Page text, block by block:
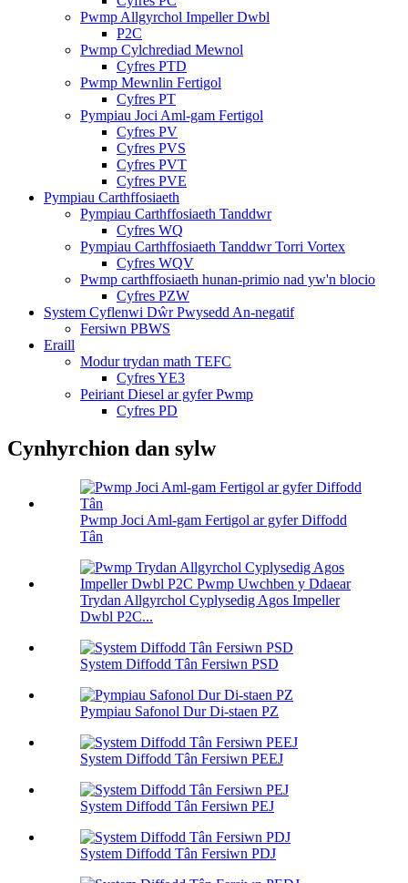
Pwmp Allgyrchol Impeller Dwbl
P2C
Pwmp Cylchrediad Mewnol
Cyfres PTD
Pwmp Mewnlin Fertigol
Cyfres PT
Pympiau Joci Aml-gam Fertigol
Cyfres PV
Cyfres PVS
Cyfres PVT
Cyfres PVE
Pympiau Carthffosiaeth
Pympiau Carthffosiaeth Tanddwr
Cyfres WQ
Pympiau Carthffosiaeth Tanddwr Torri Vortex
Cyfres WQV
Pwmp carthffosiaeth hunan-primio nad yw'n blocio
Cyfres PZW
System Cyflenwi Dŵr Pwysedd An-negatif
Fersiwn PBWS
Eraill
Modur trydan math TEFC
Cyfres YE3
Peiriant Diesel ar gyfer Pwmp
Cyfres PD
Cynhyrchion dan sylw
Pwmp Joci Aml-gam Fertigol ar gyfer Diffodd
Tân
Trydan Allgyrchol Cyplysedig Agos Impeller
Dwbl P2C...
System Diffodd Tân Fersiwn PSD
Pympiau Safonol Dur Di-staen PZ
System Diffodd Tân Fersiwn PEEJ
System Diffodd Tân Fersiwn PEJ
System Diffodd Tân Fersiwn PDJ